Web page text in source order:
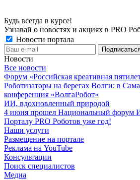
Будь всегда в курсе!
Узнавай о новостях и акциях в PRO
Новости портала
Новости
Все новости
Форум «Российская креативная
Роботизаторы на берегах Волги: в
конференция «ВолгаРобот»
ИИ, вдохновленный природой
4 июня прошел Национальный
Порталу PRO Роботов уже год!
Наши услуги
Размещение на портале
Реклама на YouTube
Консультации
Поиск специалистов
Медиа